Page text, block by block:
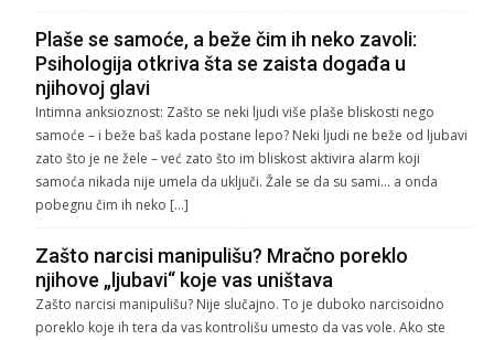
Plaše se samoće, a beže čim ih neko zavoli:
Psihologija otkriva šta se zaista događa u
njihovoj glavi
Intimna anksioznost: Zašto se neki ljudi više plaše bliskosti nego
samoće – i beže baš kada postane lepo? Neki ljudi ne beže od ljubavi
zato što je ne žele – već zato što im bliskost aktivira alarm koji
samoća nikada nije umela da uključi. Žale se da su sami… a onda
pobegnu čim ih neko […]
Zašto narcisi manipulišu? Mračno poreklo
njihove „ljubavi“ koje vas uništava
Zašto narcisi manipulišu? Nije slučajno. To je duboko narcisoidno
poreklo koje ih tera da vas kontrolišu umesto da vas vole. Ako ste